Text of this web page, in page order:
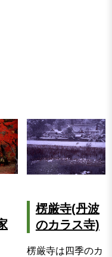
楞厳寺(丹波
のカラス寺)
楞厳寺は四季のカ